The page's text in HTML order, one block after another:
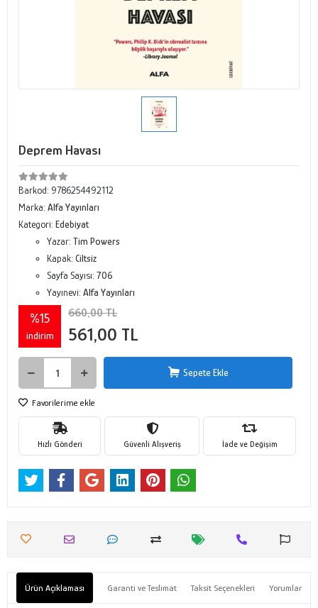
Deprem Havası
Barkod: 9786254492112
Marka: Alfa Yayınları
Kategori: Edebiyat
Yazar: Tim Powers
Kapak: Ciltsiz
Sayfa Sayısı: 706
Yayınevi: Alfa Yayınları
%15
indirim
660,00 TL
561,00 TL
Sepete Ekle
Favorilerime ekle
Hızlı Gönderi Güvenli Alışveriş İade ve Değişim
Ürün Açıklaması Garanti ve Teslimat Taksit Seçenekleri Yorumlar